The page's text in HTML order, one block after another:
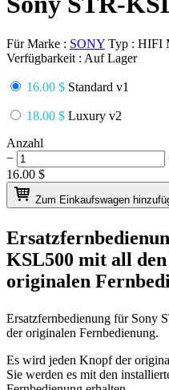
Für Marke : SONY Typ : HIFI
Verfügbarkeit : Auf Lager
16.00 $ Standard v1
18.00 $ Luxury v2
Anzahl
−
16.00 $
Zum Einkaufswagen
KSL500 mit all
originalen
Ersatzfernbedienung fürSony
der originalen Fernbedienung.
Es wird jeden Knopf der
Sie werden es mit den